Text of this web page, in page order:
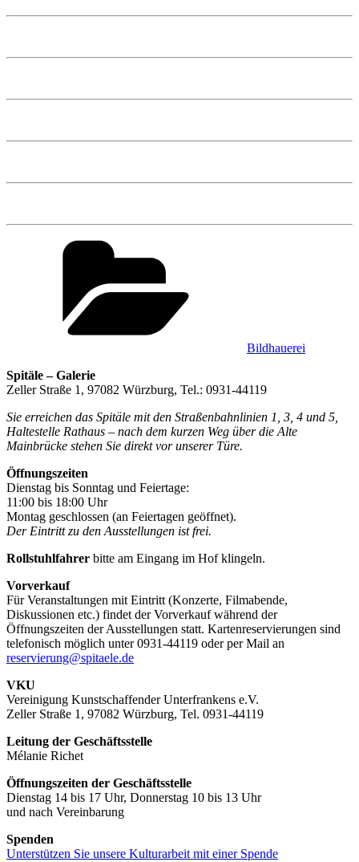
Bildhauerei
Spitäle – Galerie
Zeller Straße 1, 97082 Würzburg, Tel.: 0931-44119
Sie erreichen das Spitäle mit den Straßenbahnlinien 1, 3, 4 und 5,
Haltestelle Rathaus – nach dem kurzen Weg über die Alte
Mainbrücke stehen Sie direkt vor unserer Türe.
Öffnungszeiten
Dienstag bis Sonntag und Feiertage:
11:00 bis 18:00 Uhr
Montag geschlossen (an Feiertagen geöffnet).
Der Eintritt zu den Ausstellungen ist frei.
Rollstuhlfahrer bitte am Eingang im Hof klingeln.
Vorverkauf
Für Veranstaltungen mit Eintritt (Konzerte, Filmabende,
Diskussionen etc.) findet der Vorverkauf während der
Öffnungszeiten der Ausstellungen statt. Kartenreservierungen sind
telefonisch möglich unter 0931-44119 oder per Mail an
reservierung@spitaele.de
VKU
Vereinigung Kunstschaffender Unterfrankens e.V.
Zeller Straße 1, 97082 Würzburg, Tel. 0931-44119
Leitung der Geschäftsstelle
Mélanie Richet
Öffnungszeiten der Geschäftsstelle
Dienstag 14 bis 17 Uhr, Donnerstag 10 bis 13 Uhr
und nach Vereinbarung
Spenden
Unterstützen Sie unsere Kulturarbeit mit einer Spende